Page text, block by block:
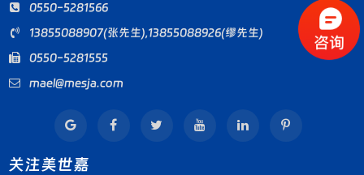
0550-5281566
13855088907(张先生),13855088926(缪先生)
0550-5281555
mael@mesja.com
关注美世嘉